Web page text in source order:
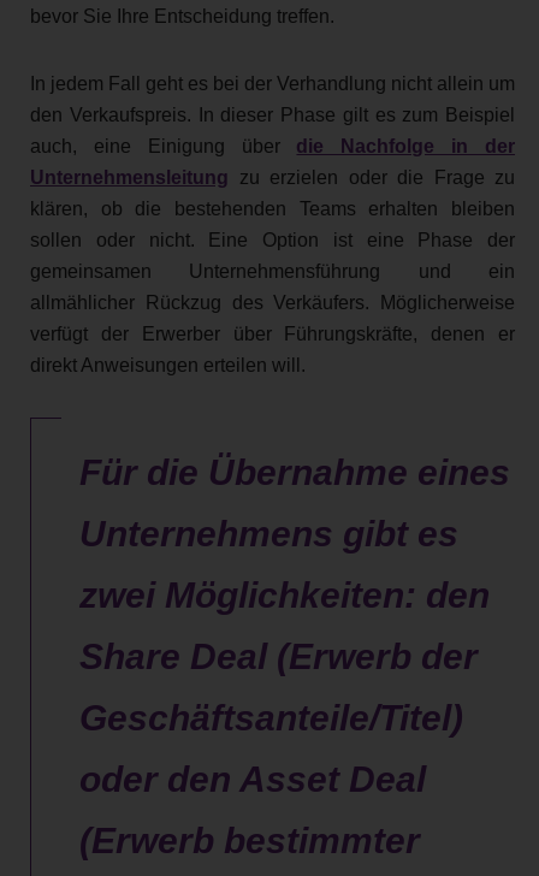
bevor Sie Ihre Entscheidung treffen.
In jedem Fall geht es bei der Verhandlung nicht allein um
den Verkaufspreis. In dieser Phase gilt es zum Beispiel
auch, eine Einigung über die Nachfolge in der
Unternehmensleitung zu erzielen oder die Frage zu
klären, ob die bestehenden Teams erhalten bleiben
sollen oder nicht. Eine Option ist eine Phase der
gemeinsamen Unternehmensführung und ein
allmählicher Rückzug des Verkäufers. Möglicherweise
verfügt der Erwerber über Führungskräfte, denen er
direkt Anweisungen erteilen will.
Für die Übernahme eines
Unternehmens gibt es
zwei Möglichkeiten: den
Share Deal (Erwerb der
Geschäftsanteile/Titel)
oder den Asset Deal
(Erwerb bestimmter